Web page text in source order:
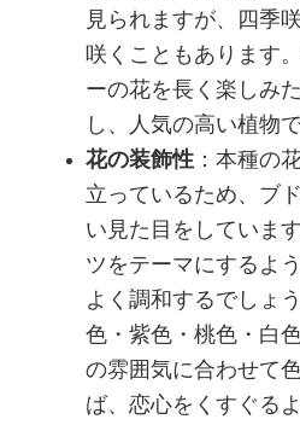
見られますが、四季
咲くこともあります
ーの花を長く楽しみ
し、人気の高い植物で
花の装飾性 ：本種の
立っているため、ブ
い見た目をしていま
ツをテーマにするよ
よく調和するでしょ
色・紫色・桃色・白
の雰囲気に合わせて
ば、恋心をくすぐる